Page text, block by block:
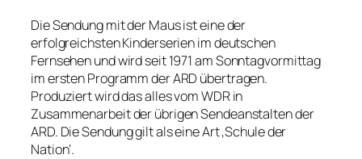
Die Sendung mit der Maus ist eine der
erfolgreichsten Kinderserien im deutschen
Fernsehen und wird seit 1971 am Sonntagvormittag
im ersten Programm der ARD übertragen.
Produziert wird das alles vom WDR in
Zusammenarbeit der übrigen Sendeanstalten der
ARD. Die Sendung gilt als eine Art ‚Schule der
Nation‘.